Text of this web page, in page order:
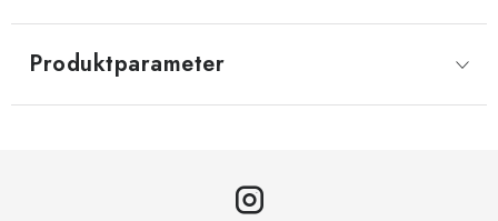
Produktparameter